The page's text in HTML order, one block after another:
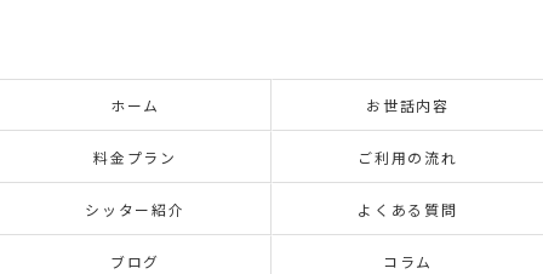
ホーム お世話内容
料金プラン ご利用の流れ
シッター紹介 よくある質問
ブログ コラム